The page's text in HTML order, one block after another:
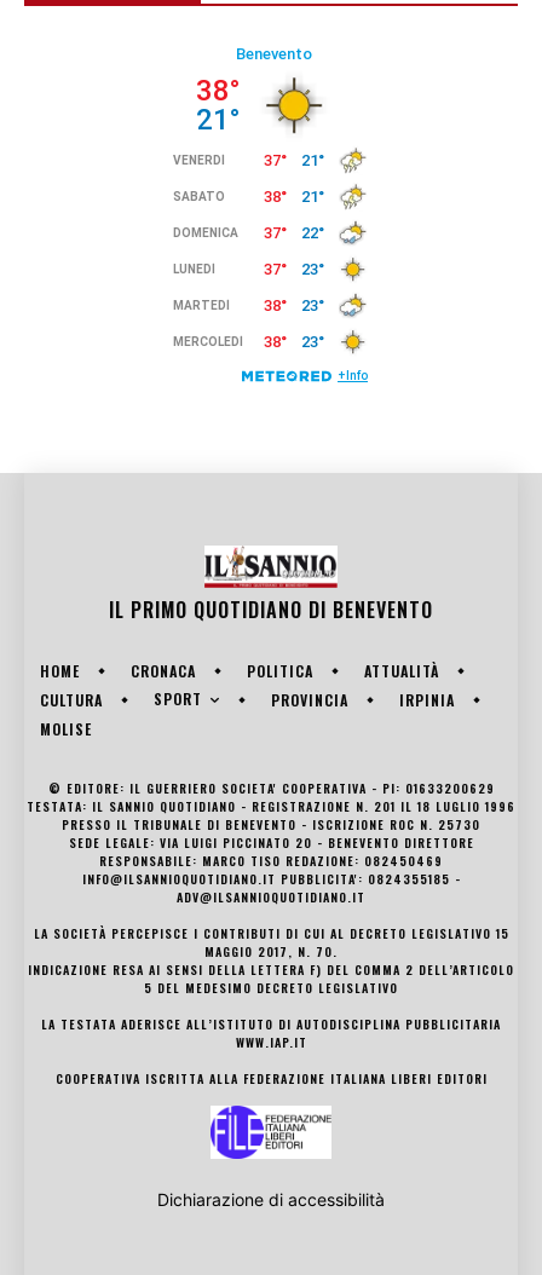
IL PRIMO QUOTIDIANO DI BENEVENTO
HOME CRONACA POLITICA
ATTUALITÀ
CULTURA
SPORT PROVINCIA
IRPINIA
MOLISE
© EDITORE: IL GUERRIERO SOCIETA' COOPERATIVA - PI: 01633200629
TESTATA: IL SANNIO QUOTIDIANO - REGISTRAZIONE N. 201 IL 18 LUGLIO 1996
PRESSO IL TRIBUNALE DI BENEVENTO - ISCRIZIONE ROC N. 25730
SEDE LEGALE: VIA LUIGI PICCINATO 20 - BENEVENTO DIRETTORE
RESPONSABILE: MARCO TISO REDAZIONE: 082450469
INFO@ILSANNIOQUOTIDIANO.IT PUBBLICITA': 0824355185 -
ADV@ILSANNIOQUOTIDIANO.IT
LA SOCIETÀ PERCEPISCE I CONTRIBUTI DI CUI AL DECRETO LEGISLATIVO 15
MAGGIO 2017, N. 70.
INDICAZIONE RESA AI SENSI DELLA LETTERA F) DEL COMMA 2 DELL’ARTICOLO
5 DEL MEDESIMO DECRETO LEGISLATIVO
LA TESTATA ADERISCE ALL’ISTITUTO DI AUTODISCIPLINA PUBBLICITARIA
WWW.IAP.IT
COOPERATIVA ISCRITTA ALLA FEDERAZIONE ITALIANA LIBERI EDITORI
Dichiarazione di accessibilità